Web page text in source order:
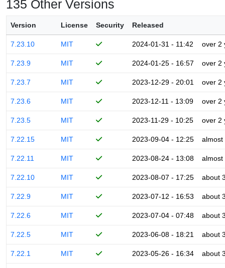
135 Other Versions
Version License Security Released
7.23.10 MIT 2024-01-31 - 11:42 over 2
7.23.9 MIT 2024-01-25 - 16:57 over 2
7.23.7 MIT 2023-12-29 - 20:01 over 2
7.23.6 MIT 2023-12-11 - 13:09 over 2
7.23.5 MIT 2023-11-29 - 10:25 over 2
7.22.15 MIT 2023-09-04 - 12:25 almost
7.22.11 MIT 2023-08-24 - 13:08 almost
7.22.10 MIT 2023-08-07 - 17:25 about
7.22.9 MIT 2023-07-12 - 16:53 about
7.22.6 MIT 2023-07-04 - 07:48 about
7.22.5 MIT 2023-06-08 - 18:21 about
7.22.1 MIT 2023-05-26 - 16:34 about